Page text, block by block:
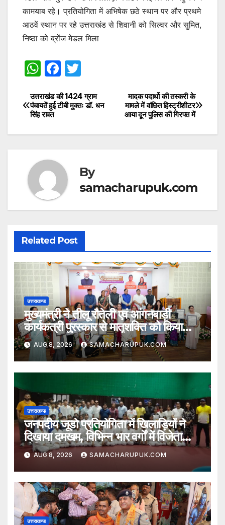
कामयाब रहे। प्रतियोगिता में अभिषेक छठे स्थान पर और प्रथमे
आठवें स्थान पर रहे उत्तराखंड से शिवानी को सिल्वर और सुमित,
निष्ठा को ब्रोंज मेडल मिला
W
at
s
A
p
F
c
b
o
k
itt
Post
navigation
मादक पदार्थो की तस्करी के
मामले में वांछित हिस्ट्रीशीटर
आया दून पुलिस की गिरफ्त में
उत्तराखंड की 1424 ग्राम
पंचायतें हुई टीबी मुक्तः डॉ. धन
सिंह रावत
By
samacharupuk.com
Related Post
उत्तराखण्ड
मुख्यमंत्री ने तीलू रौतेली एवं आंगनबाड़ी
कार्यकत्री पुरस्कार से मातृशक्ति को किया
सम्मानित
AUG 8, 2026 SAMACHARUPUK.COM
उत्तराखण्ड
जनपदीय जूडो प्रतियोगिता में खिलाड़ियों ने
दिखाया दमखम, विभिन्न भार वर्गों में विजेता
घोषित
AUG 8, 2026 SAMACHARUPUK.COM
उत्तराखण्ड